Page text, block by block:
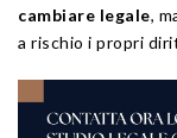
cambiare legale,
a rischio i propri